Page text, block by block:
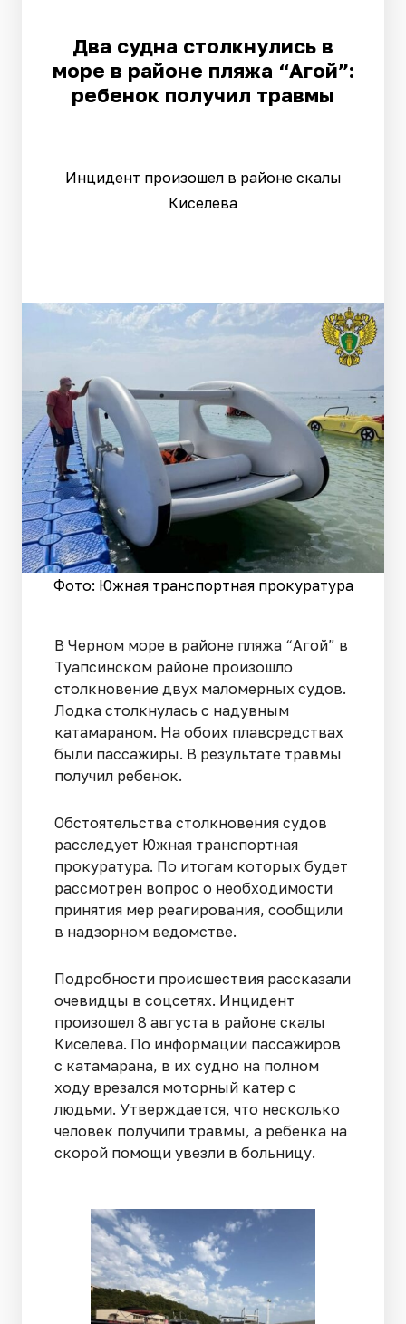
Два судна столкнулись в
море в районе пляжа “Агой”:
ребенок получил травмы
Инцидент произошел в районе скалы
Киселева
Фото: Южная транспортная прокуратура
В Черном море в районе пляжа “Агой” в
Туапсинском районе произошло
столкновение двух маломерных судов.
Лодка столкнулась с надувным
катамараном. На обоих плавсредствах
были пассажиры. В результате травмы
получил ребенок.
Обстоятельства столкновения судов
расследует Южная транспортная
прокуратура. По итогам которых будет
рассмотрен вопрос о необходимости
принятия мер реагирования, сообщили
в надзорном ведомстве.
Подробности происшествия рассказали
очевидцы в соцсетях. Инцидент
произошел 8 августа в районе скалы
Киселева. По информации пассажиров
с катамарана, в их судно на полном
ходу врезался моторный катер с
людьми. Утверждается, что несколько
человек получили травмы, а ребенка на
скорой помощи увезли в больницу.